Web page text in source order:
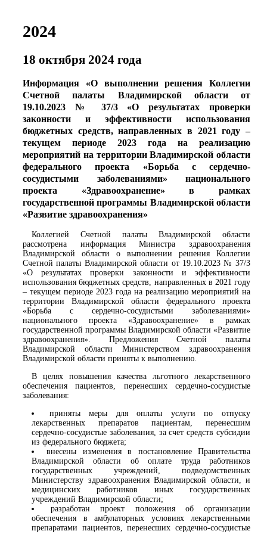
2024
18 октября 2024 года
Информация «О выполнении решения Коллегии
Счетной палаты Владимирской области от
19.10.2023 № 37/3 «О результатах проверки
законности и эффективности использования
бюджетных средств, направленных в 2021 году –
текущем периоде 2023 года на реализацию
мероприятий на территории Владимирской области
федерального проекта «Борьба с сердечно-
сосудистыми заболеваниями» национального
проекта «Здравоохранение» в рамках
государственной программы Владимирской области
«Развитие здравоохранения»
Коллегией Счетной палаты Владимирской области
рассмотрена информация Министра здравоохранения
Владимирской области о выполнении решения Коллегии
Счетной палаты Владимирской области от 19.10.2023 № 37/3
«О результатах проверки законности и эффективности
использования бюджетных средств, направленных в 2021 году
– текущем периоде 2023 года на реализацию мероприятий на
территории Владимирской области федерального проекта
«Борьба с сердечно-сосудистыми заболеваниями»
национального проекта «Здравоохранение» в рамках
государственной программы Владимирской области «Развитие
здравоохранения». Предложения Счетной палаты
Владимирской области Министерством здравоохранения
Владимирской области приняты к выполнению.
В целях повышения качества льготного лекарственного
обеспечения пациентов, перенесших сердечно-сосудистые
заболевания:
приняты меры для оплаты услуги по отпуску
лекарственных препаратов пациентам, перенесшим
сердечно-сосудистые заболевания, за счет средств субсидии
из федерального бюджета;
внесены изменения в постановление Правительства
Владимирской области об оплате труда работников
государственных учреждений, подведомственных
Министерству здравоохранения Владимирской области, и
медицинских работников иных государственных
учреждений Владимирской области;
разработан проект положения об организации
обеспечения в амбулаторных условиях лекарственными
препаратами пациентов, перенесших сердечно-сосудистые